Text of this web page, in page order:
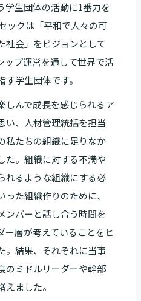
学生団体の活動に1番力を
ックは「平和で人々の可
社会」をビジョンとして
ップ運営を通して世界で活
学生団体です。
しんで成長を感じられるア
い、人材管理統括を担当
私たちの組織に足りなか
た。組織に対する不満や
れるような組織にする必
た組織作りのために、
ンバーと話し合う時間を
ー層が考えていることをヒ
。結果、それぞれに当事
のミドルリーダーや幹部
ました。